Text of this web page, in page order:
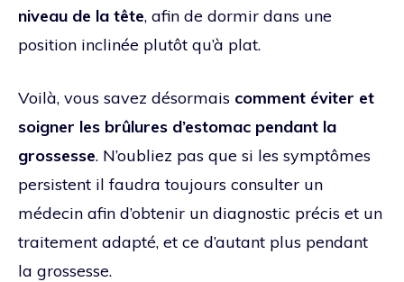
niveau de la tête, afin de dormir dans une
position inclinée plutôt qu’à plat.
Voilà, vous savez désormais comment éviter et
soigner les brûlures d’estomac pendant la
grossesse. N’oubliez pas que si les symptômes
persistent il faudra toujours consulter un
médecin afin d’obtenir un diagnostic précis et un
traitement adapté, et ce d’autant plus pendant
la grossesse.